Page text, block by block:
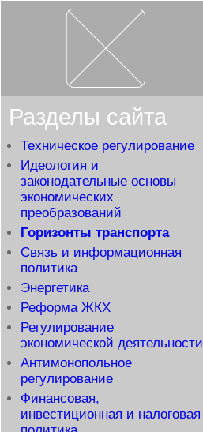
Разделы сайта
Техническое регулирование
Идеология и
законодательные основы
экономических
преобразований
Горизонты транспорта
Связь и информационная
политика
Энергетика
Реформа ЖКХ
Регулирование
экономической деятельности
Антимонопольное
регулирование
Финансовая,
инвестиционная и налоговая